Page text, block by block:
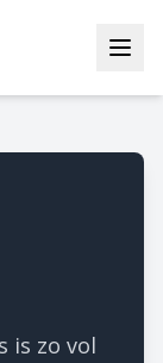
is zo vol